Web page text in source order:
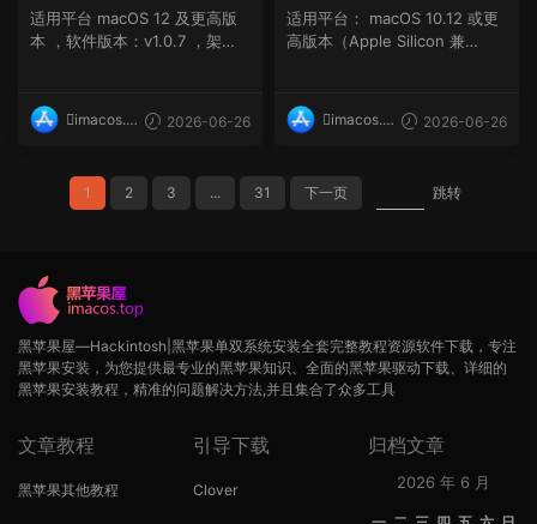
适用平台 macOS 12 及更高版
本 ，软件版本：v1.0.7 ，架
imacos.t
2026-06-26
适用平台： macOS 10.12 或更
高版本（Apple Silicon 兼
imacos.t
2026-06-26
1 2 3 ... 31 下一页 跳转
黑苹果屋—Hackintosh|黑苹果单双系统安装全套完整教程资源软件下载，专注
黑苹果安装，为您提供最专业的黑苹果知识、全面的黑苹果驱动下载、详细的
黑苹果安装教程，精准的问题解决方法,并且集合了众多工具
文章教程
黑苹果其他教程
引导下载
Clover
归档文章
2026 年 6 月